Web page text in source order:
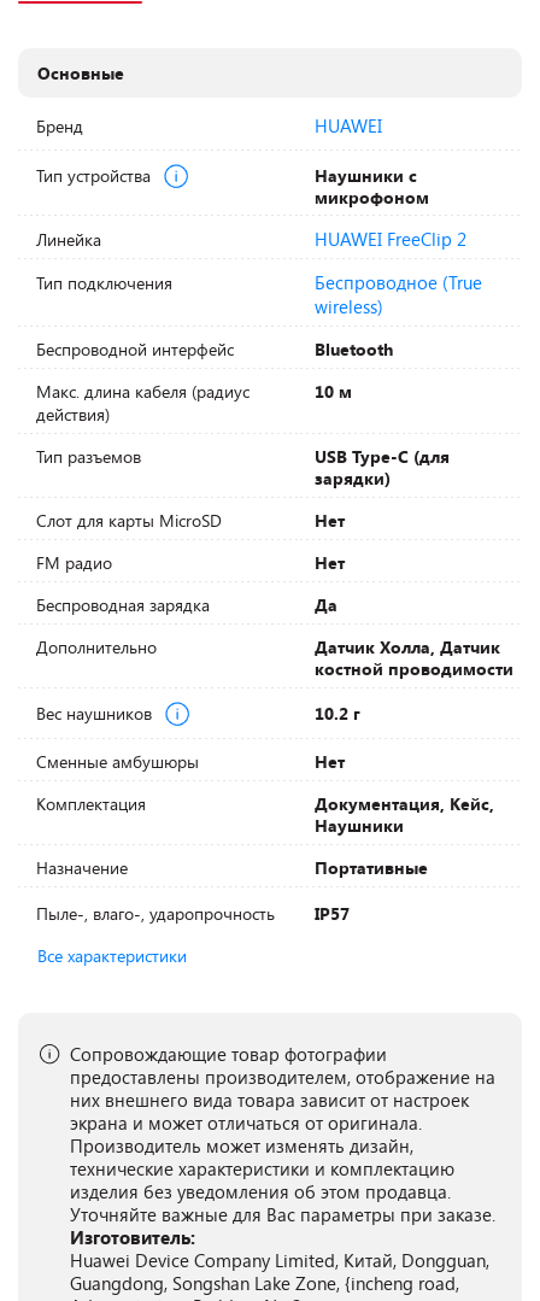
Основные
Бренд HUAWEI
Тип устройства
Наушники с
микрофоном
Линейка
HUAWEI FreeClip 2
Тип подключения
Беспроводное (True
wireless)
Беспроводной интерфейс
Bluetooth
Макс. длина кабеля (радиус
действия)
10 м
Тип разъемов
USB Type-C (для
зарядки)
Слот для карты MicroSD
Нет
FM радио
Нет
Беспроводная зарядка
Да
Дополнительно
Датчик Холла, Датчик
костной проводимости
Вес наушников
10.2 г
Сменные амбушюры
Нет
Комплектация
Документация, Кейс,
Наушники
Назначение
Портативные
Пыле-, влаго-, ударопрочность
IP57
Все характеристики
Сопровождающие товар фотографии
предоставлены производителем, отображение на
них внешнего вида товара зависит от настроек
экрана и может отличаться от оригинала.
Производитель может изменять дизайн,
технические характеристики и комплектацию
изделия без уведомления об этом продавца.
Уточняйте важные для Вас параметры при заказе.
Изготовитель:
Huawei Device Company Limited, Китай, Dongguan,
Guangdong, Songshan Lake Zone, {incheng road,